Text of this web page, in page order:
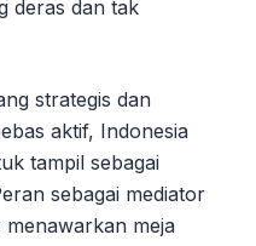
deras dan tak
strategis dan
aktif, Indonesia
tampil sebagai
sebagai mediator
meja